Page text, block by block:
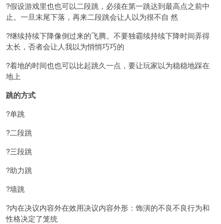
?假设游戏里也也可以二段跳，必须在第一跳达到最高点之前中
止。一旦末尾下落，再来二段跳会让人以为很不自 然
?继续持续下降像倒过来的飞腾。不要独霸续持续下降时间弄得
太长，否者会让人我以为悄悄巧巧的
?着地的时间也也可以比起跳久一点，要让玩家以为稳稳地踩在
地上
跳的方式
?单跳
?二段跳
?三段跳
?助力跳
?墙跳
?内在决议内容外在效用决议内容外形：饰演的不良不良行为和
性格决定了笼统